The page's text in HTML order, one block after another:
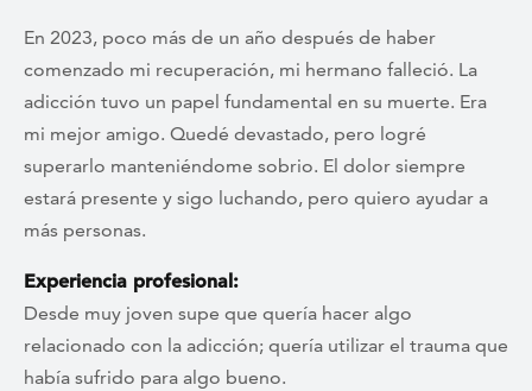
En 2023, poco más de un año después de haber
comenzado mi recuperación, mi hermano falleció. La
adicción tuvo un papel fundamental en su muerte. Era
mi mejor amigo. Quedé devastado, pero logré
superarlo manteniéndome sobrio. El dolor siempre
estará presente y sigo luchando, pero quiero ayudar a
más personas.
Experiencia profesional:
Desde muy joven supe que quería hacer algo
relacionado con la adicción; quería utilizar el trauma que
había sufrido para algo bueno.